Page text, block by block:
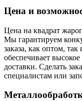
Цена и
Цена на квадрат
Мы гарантируем
заказа, как оптом,
обеспечивает
доставки. Сделать
специалистам или